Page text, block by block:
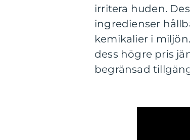
irritera huden.
ingredienser
kemikalier i
dess högre pris
begränsad